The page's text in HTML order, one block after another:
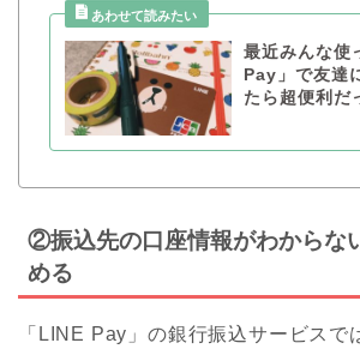
最近みんな使
Pay」で友達
たら超便利だ
②振込先の口座情報がわからな
める
「LINE Pay」の銀行振込サービスで